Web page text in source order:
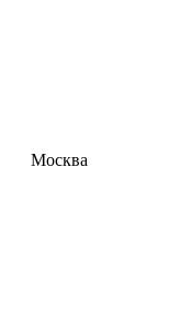
Москва